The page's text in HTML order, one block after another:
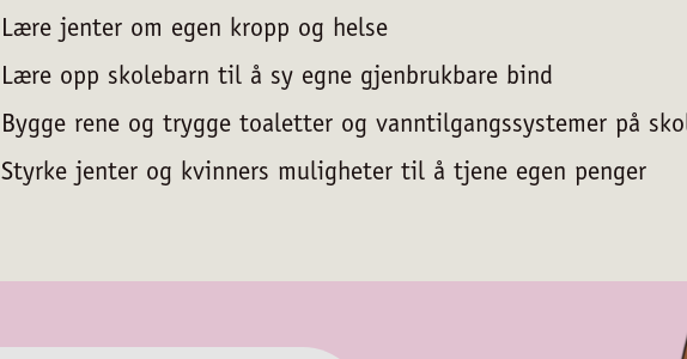
Lære jenter om egen kropp og helse
Lære opp skolebarn til å sy egne gjenbrukbare bind
Bygge rene og trygge toaletter og vanntilgangssystemer på
Styrke jenter og kvinners muligheter til å tjene egen penger